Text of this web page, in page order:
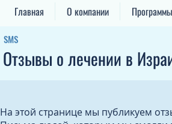
Главная О компании Программы
SMS
Отзывы о лечении в
На этой странице мы публикуем